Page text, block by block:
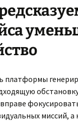
платформы
миссий, а